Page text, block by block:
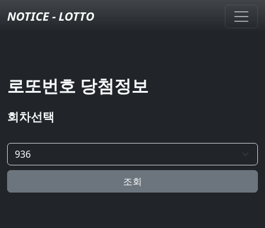
NOTICE - LOTTO
로또번호 당첨정보
회차선택
조회